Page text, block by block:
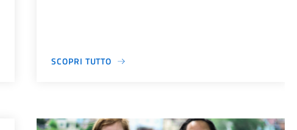
SCOPRI TUTTO